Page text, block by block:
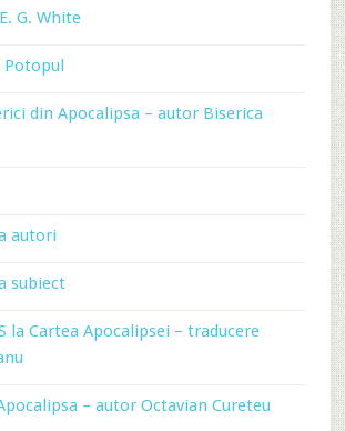
G. White
Potopul
din Apocalipsa – autor Biserica
autori
subiect
la Cartea Apocalipsei – traducere
– autor Octavian Cureteu